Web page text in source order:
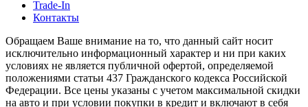
Trade-In
Контакты
Обращаем Ваше внимание на то, что данный сайт носит
исключительно информационный характер и ни при каких
условиях не является публичной офертой, определяемой
положениями статьи 437 Гражданского кодекса Российской
Федерации. Все цены указаны с учетом максимальной скидки
на авто и при условии покупки в кредит и включают в себя